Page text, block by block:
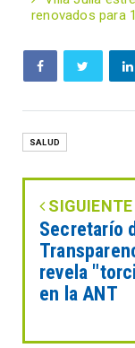
renovados para
SALUD
SIGUIENTE
Secretarío
revela
en la ANT